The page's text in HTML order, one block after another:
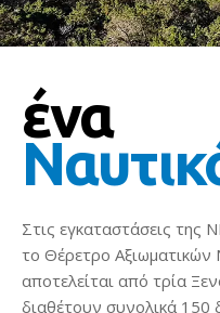
Στις εγκαταστάσεις της
το Θέρετρο
αποτελείται από τρία
διαθέτουν συνολικά
ένα